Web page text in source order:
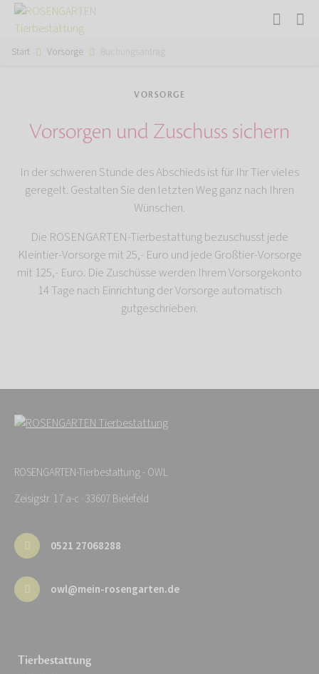
Start Vorsorge Buchungsantrag
VORSORGE
Vorsorgen und Zuschuss sichern
In der schweren Stunde des Abschieds ist für Ihr Tier vieles
geregelt. Gestalten Sie den letzten Weg ganz nach Ihren
Wünschen.
Die ROSENGARTEN-Tierbestattung bezuschusst jede
Kleintier-Vorsorge mit 25,- Euro und jede Großtier-Vorsorge
mit 125,- Euro. Die Zuschüsse werden Ihrem Vorsorgekonto
14 Tage nach Einrichtung der Vorsorge automatisch
gutgeschrieben.
ROSENGARTEN-Tierbestattung - OWL
Zeisigstr. 17 a-c · 33607 Bielefeld
0521 27068288
owl@mein-rosengarten.de
Tierbestattung